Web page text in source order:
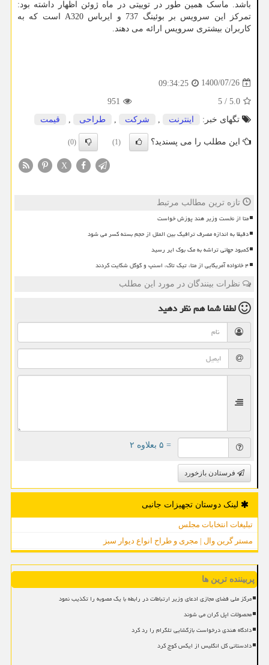
باشد. ماسک همین طور در توییتی در ماه ژوئن اظهار داشته بود:
تمرکز این سرویس بر بوئینگ 737 و ایرباس A320 است که به
کاربران بیشتری سرویس ارائه می دهند.
1400/07/26
09:34:25
5.0
/
5
951
تگهای خبر:
اینترنت شركت طراحی قیمت
این مطلب را می پسندید؟ (1)
(0)
X
تازه ترین مطالب مرتبط
متا از نخست وزیر هند پوزش خواست
دقیقا به اندازه مصرف ترافیک بین الملل از حجم بسته کسر می شود
کمبود جهانی تراشه به مک بوک ایر رسید
۴ خانواده آمریکایی از متا، تیک تاک، اسنپ و گوگل شکایت کردند
نظرات بینندگان در مورد این مطلب
لطفا شما همنظر دهید
= ۵ بعلاوه ۲
فرستادن بازخورد
لینک دوستان تجهیزات جانبی
تبلیغات انتخابات مجلس
مستر گرین وال | مجری و طراح انواع دیوار سبز
پربیننده ترین ها
مرکز ملی فضای مجازی ادعای وزیر ارتباطات در رابطه با یک مصوبه را تکذیب نمود
محصولات اپل گران می شوند
دادگاه هندی درخواست بازگشایی تلگرام را رد کرد
دادستانی کل انگلیس از ایکس کوچ کرد